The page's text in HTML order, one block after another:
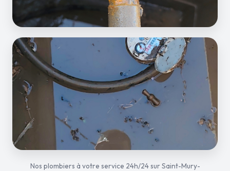
Nos plombiers à votre service 24h/24 sur Saint-Mury-